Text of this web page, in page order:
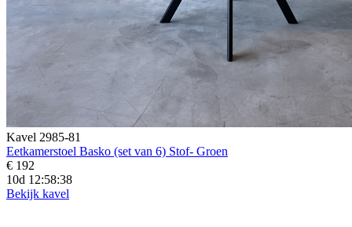
Kavel 2985-81
Eetkamerstoel Basko (set van 6) Stof- Groen
€ 192
10d 12:58:36
Bekijk kavel